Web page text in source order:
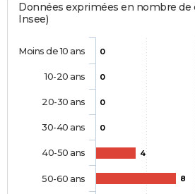
Données exprimées en nombre de
Insee)
0
0
0
0
4
8
Moins de 10 ans
10-20 ans
20-30 ans
30-40 ans
40-50 ans
50-60 ans